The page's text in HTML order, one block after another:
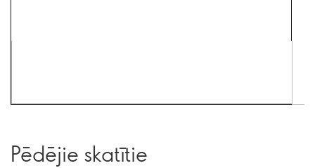
Pēdējie skatītie